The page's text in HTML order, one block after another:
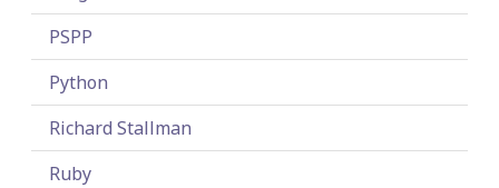
PSPP
Python
Richard Stallman
Ruby